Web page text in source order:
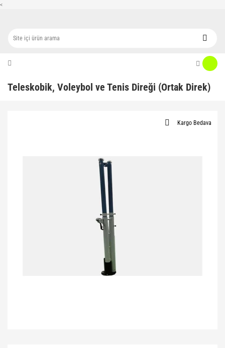
<
Teleskobik, Voleybol ve Tenis Direği (Ortak Direk)
Kargo Bedava